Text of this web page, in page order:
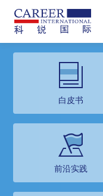
白皮书
前沿实践